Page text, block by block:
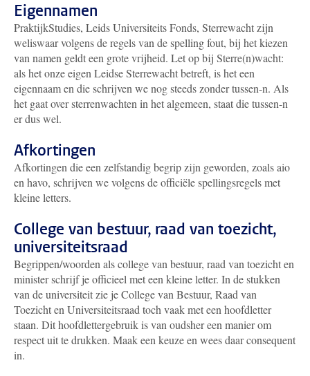
Eigennamen
PraktijkStudies, Leids Universiteits Fonds, Sterrewacht zijn
weliswaar volgens de regels van de spelling fout, bij het kiezen
van namen geldt een grote vrijheid. Let op bij Sterre(n)wacht:
als het onze eigen Leidse Sterrewacht betreft, is het een
eigennaam en die schrijven we nog steeds zonder tussen-n. Als
het gaat over sterrenwachten in het algemeen, staat die tussen-n
er dus wel.
Afkortingen
Afkortingen die een zelfstandig begrip zijn geworden, zoals aio
en havo, schrijven we volgens de officiële spellingsregels met
kleine letters.
College van bestuur, raad van toezicht,
universiteitsraad
Begrippen/woorden als college van bestuur, raad van toezicht en
minister schrijf je officieel met een kleine letter. In de stukken
van de universiteit zie je College van Bestuur, Raad van
Toezicht en Universiteitsraad toch vaak met een hoofdletter
staan. Dit hoofdlettergebruik is van oudsher een manier om
respect uit te drukken. Maak een keuze en wees daar consequent
in.